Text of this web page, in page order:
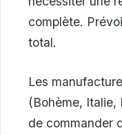
complète.
total.
Les
(Bohème, Italie,
de commander